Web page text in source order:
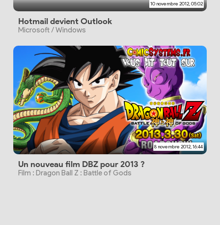
10 novembre 2012, 05:02
Hotmail devient Outlook
Microsoft / Windows
8 novembre 2012, 16:44
Un nouveau film DBZ pour 2013 ?
Film : Dragon Ball Z : Battle of Gods